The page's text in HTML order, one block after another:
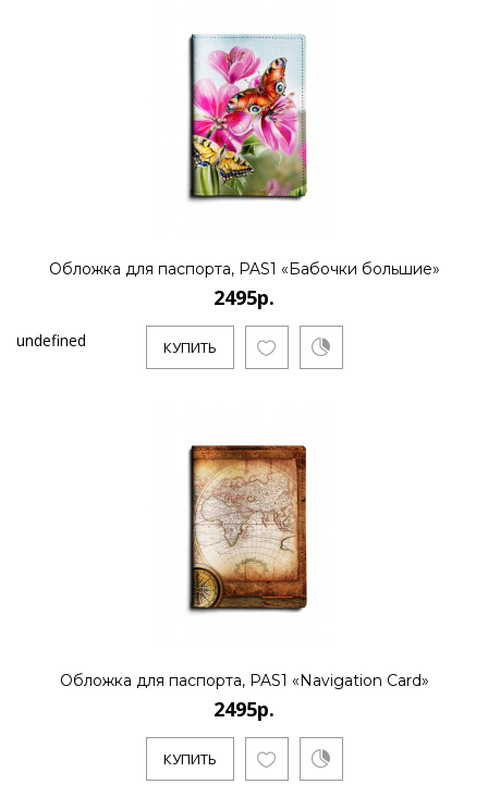
Обложка для паспорта, PAS1 «Бабочки большие»
2495р.
КУПИТЬ
undefined
Обложка для паспорта, PAS1 «Navigation Card»
2495р.
КУПИТЬ